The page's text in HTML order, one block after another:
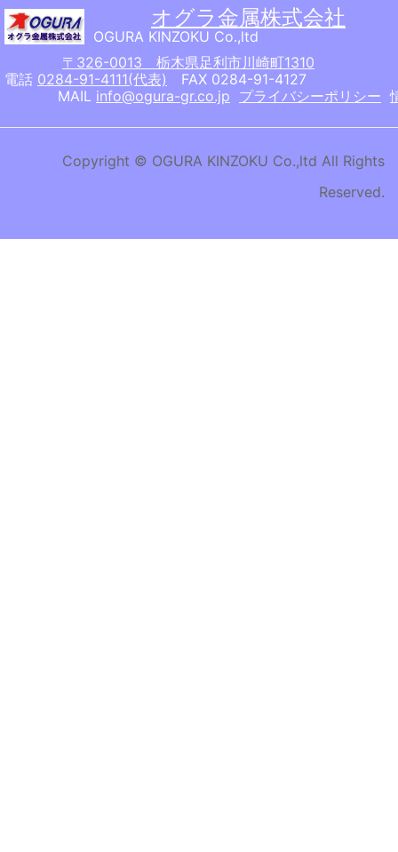
ゲ
ー
シ
ョ
ン
オグラ金属株式会社
OGURA KINZOKU Co.,ltd
〒326-0013 栃木県足利市川崎町1310
電話 0284-91-4111(代表) FAX 0284-91-4127
MAIL info@ogura-gr.co.jp プライバシーポリシー
Copyright © OGURA KINZOKU Co.,ltd All Rights
Reserved.